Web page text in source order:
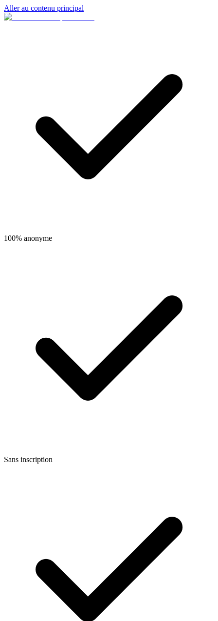
Aller au contenu principal
100% anonyme
Sans inscription